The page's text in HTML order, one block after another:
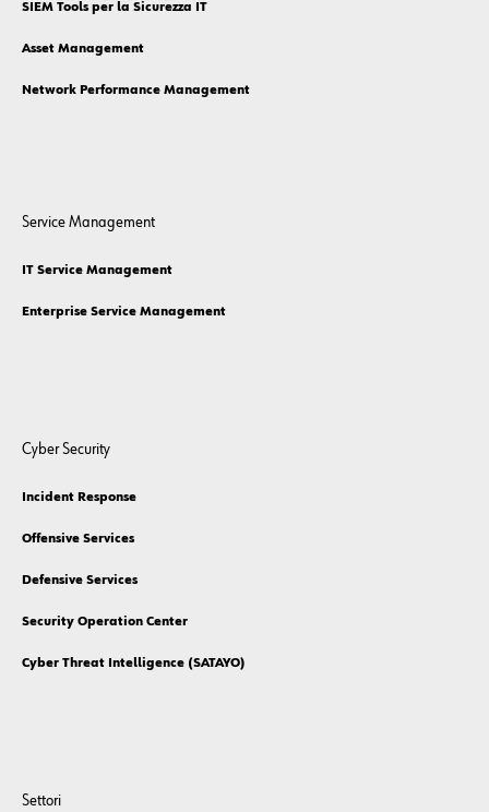
SIEM Tools per la Sicurezza IT
Asset Management
Network Performance Management
Service Management
IT Service Management
Enterprise Service Management
Cyber Security
Incident Response
Offensive Services
Defensive Services
Security Operation Center
Cyber Threat Intelligence (SATAYO)
Settori